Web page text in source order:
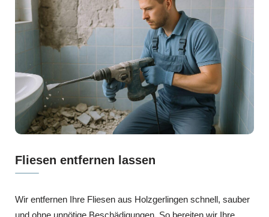
Fliesen entfernen lassen
Wir entfernen Ihre Fliesen aus Holzgerlingen schnell, sauber